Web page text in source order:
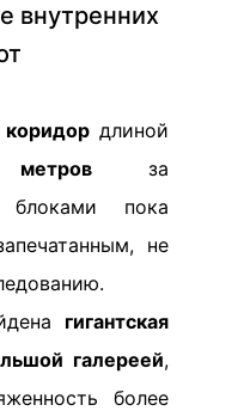
внутренних
длиной
за
блоками пока
не
гигантская
галереей,
более